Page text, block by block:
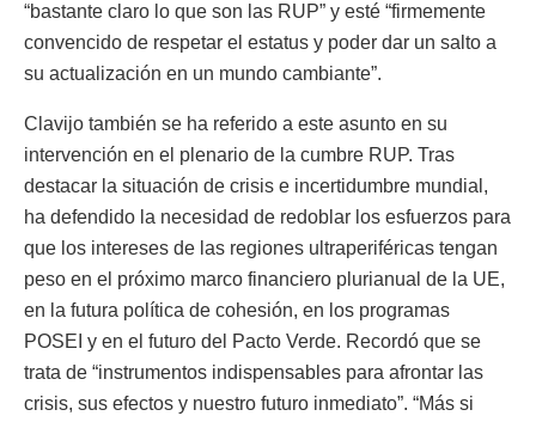
“bastante claro lo que son las RUP” y esté “firmemente
convencido de respetar el estatus y poder dar un salto a
su actualización en un mundo cambiante”.
Clavijo también se ha referido a este asunto en su
intervención en el plenario de la cumbre RUP. Tras
destacar la situación de crisis e incertidumbre mundial,
ha defendido la necesidad de redoblar los esfuerzos para
que los intereses de las regiones ultraperiféricas tengan
peso en el próximo marco financiero plurianual de la UE,
en la futura política de cohesión, en los programas
POSEI y en el futuro del Pacto Verde. Recordó que se
trata de “instrumentos indispensables para afrontar las
crisis, sus efectos y nuestro futuro inmediato”. “Más si